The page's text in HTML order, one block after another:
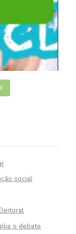
social
o debate